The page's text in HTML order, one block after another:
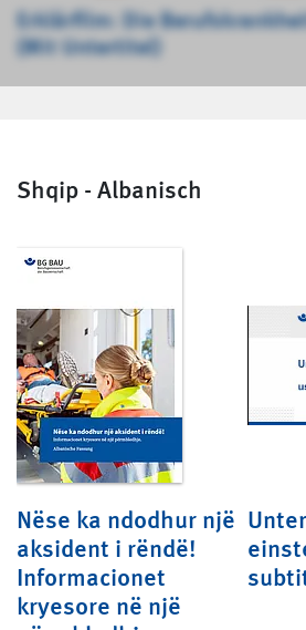
Erklärfilm: Die
(Mit Untertitel)
Shqip - Albanisch
Nëse ka ndodhur një
aksident i rëndë!
Informacionet
kryesore në një